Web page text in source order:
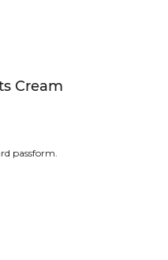
Cream
passform.